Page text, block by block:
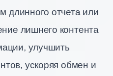
длинного отчета или
лишнего контента
улучшить
ускоряя обмен и